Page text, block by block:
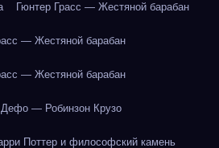
Гюнтер Грасс — Жестяной барабан
— Жестяной барабан
— Жестяной барабан
— Робинзон Крузо
Поттер и философский камень